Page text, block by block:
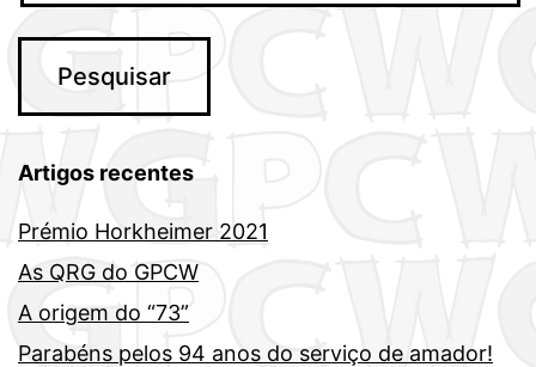
Artigos recentes
Prémio Horkheimer 2021
As QRG do GPCW
A origem do “73”
Parabéns pelos 94 anos do serviço de amador!